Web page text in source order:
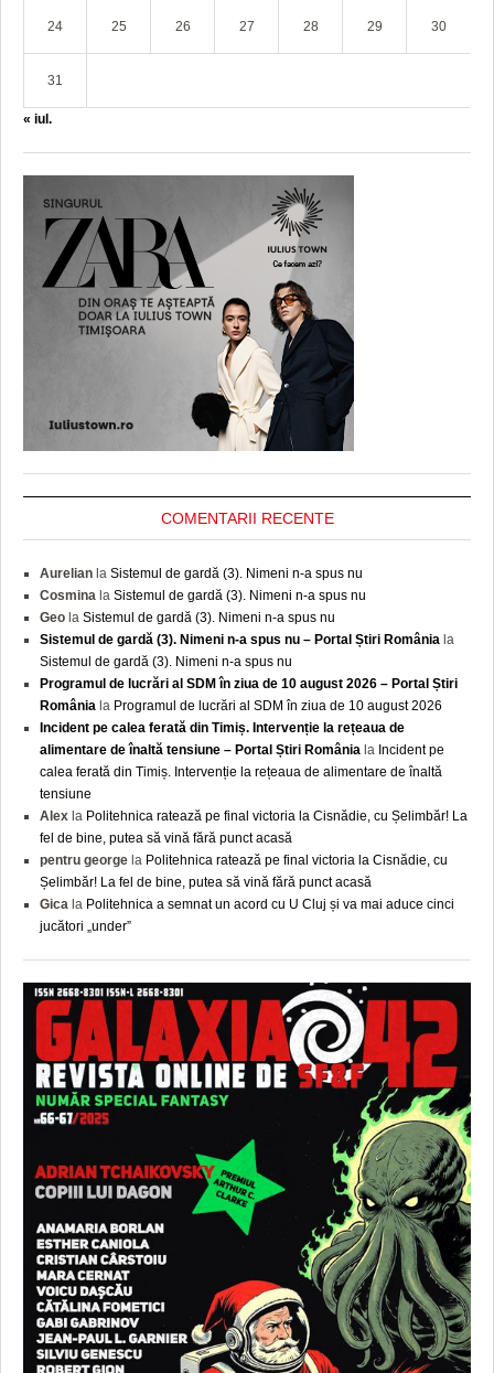
24 25 26 27 28 29 30
31
« iul.
COMENTARII RECENTE
Aurelian la Sistemul de gardă (3). Nimeni n-a spus nu
Cosmina la Sistemul de gardă (3). Nimeni n-a spus nu
Geo la Sistemul de gardă (3). Nimeni n-a spus nu
Sistemul de gardă (3). Nimeni n-a spus nu – Portal Știri România la
Sistemul de gardă (3). Nimeni n-a spus nu
Programul de lucrări al SDM în ziua de 10 august 2026 – Portal Știri
România la Programul de lucrări al SDM în ziua de 10 august 2026
Incident pe calea ferată din Timiș. Intervenție la rețeaua de
alimentare de înaltă tensiune – Portal Știri România la Incident pe
calea ferată din Timiș. Intervenție la rețeaua de alimentare de înaltă
tensiune
Alex la Politehnica ratează pe final victoria la Cisnădie, cu Șelimbăr! La
fel de bine, putea să vină fără punct acasă
pentru george la Politehnica ratează pe final victoria la Cisnădie, cu
Șelimbăr! La fel de bine, putea să vină fără punct acasă
Gica la Politehnica a semnat un acord cu U Cluj și va mai aduce cinci
jucători „under”